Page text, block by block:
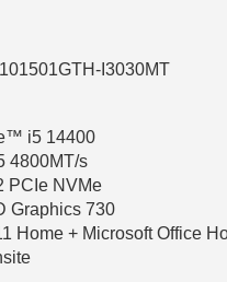
I3030MT
i5 14400
4800MT/s
PCIe NVMe
Graphics 730
Home + Microsoft Office